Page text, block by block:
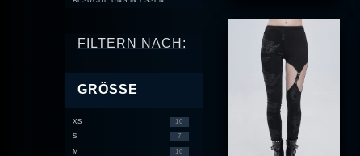
FILTERN NACH:
GRÖSSE
XS 10
S 7
M 10